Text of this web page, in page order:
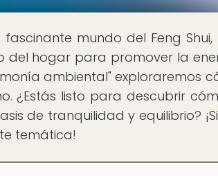
mundo del Feng Shui,
del hogar para promover la
ambiental" exploraremos
¿Estás listo para descubrir
de tranquilidad y equilibrio?
temática!